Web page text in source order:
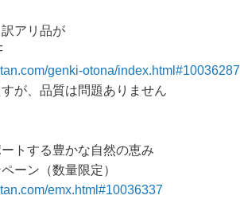
アリ品が
genki-otona/index.html#10036287
が、品質は問題ありません
トする豊かな自然の恵み
ーン（数量限定）
emx.html#10036337